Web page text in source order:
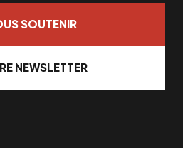
SOUTENIR
NEWSLETTER